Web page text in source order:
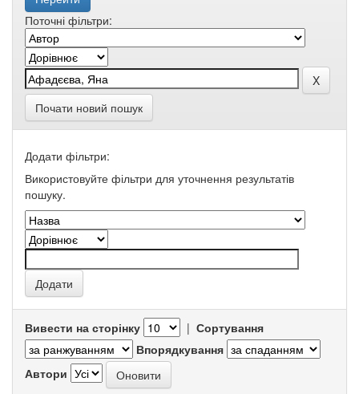
Поточні фільтри:
Почати новий пошук
Додати фільтри:
Використовуйте фільтри для уточнення результатів
пошуку.
Вивести на сторінку | Сортування
Впорядкування
Автори